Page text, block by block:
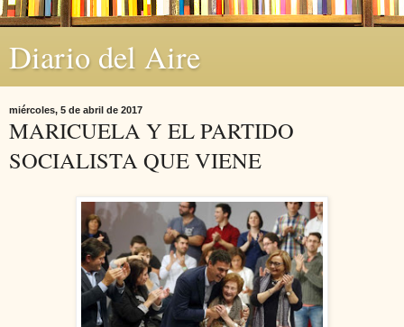
Diario del Aire
miércoles, 5 de abril de 2017
MARICUELA Y EL PARTIDO
SOCIALISTA QUE VIENE